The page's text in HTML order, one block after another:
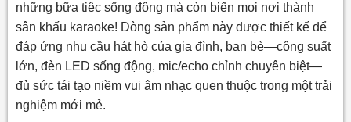
những bữa tiệc sống động mà còn biến mọi nơi thành
sân khấu karaoke! Dòng sản phẩm này được thiết kế để
đáp ứng nhu cầu hát hò của gia đình, bạn bè—công suất
lớn, đèn LED sống động, mic/echo chỉnh chuyên biệt—
đủ sức tái tạo niềm vui âm nhạc quen thuộc trong một trải
nghiệm mới mẻ.